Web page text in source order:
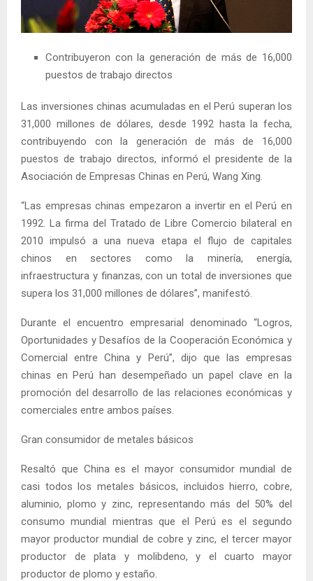
Contribuyeron con la generación de más de 16,000
puestos de trabajo directos
Las inversiones chinas acumuladas en el Perú superan los
31,000 millones de dólares, desde 1992 hasta la fecha,
contribuyendo con la generación de más de 16,000
puestos de trabajo directos, informó el presidente de la
Asociación de Empresas Chinas en Perú, Wang Xing.
“Las empresas chinas empezaron a invertir en el Perú en
1992. La firma del Tratado de Libre Comercio bilateral en
2010 impulsó a una nueva etapa el flujo de capitales
chinos en sectores como la minería, energía,
infraestructura y finanzas, con un total de inversiones que
supera los 31,000 millones de dólares”, manifestó.
Durante el encuentro empresarial denominado “Logros,
Oportunidades y Desafíos de la Cooperación Económica y
Comercial entre China y Perú”, dijo que las empresas
chinas en Perú han desempeñado un papel clave en la
promoción del desarrollo de las relaciones económicas y
comerciales entre ambos países.
Gran consumidor de metales básicos
Resaltó que China es el mayor consumidor mundial de
casi todos los metales básicos, incluidos hierro, cobre,
aluminio, plomo y zinc, representando más del 50% del
consumo mundial mientras que el Perú es el segundo
mayor productor mundial de cobre y zinc, el tercer mayor
productor de plata y molibdeno, y el cuarto mayor
productor de plomo y estaño.